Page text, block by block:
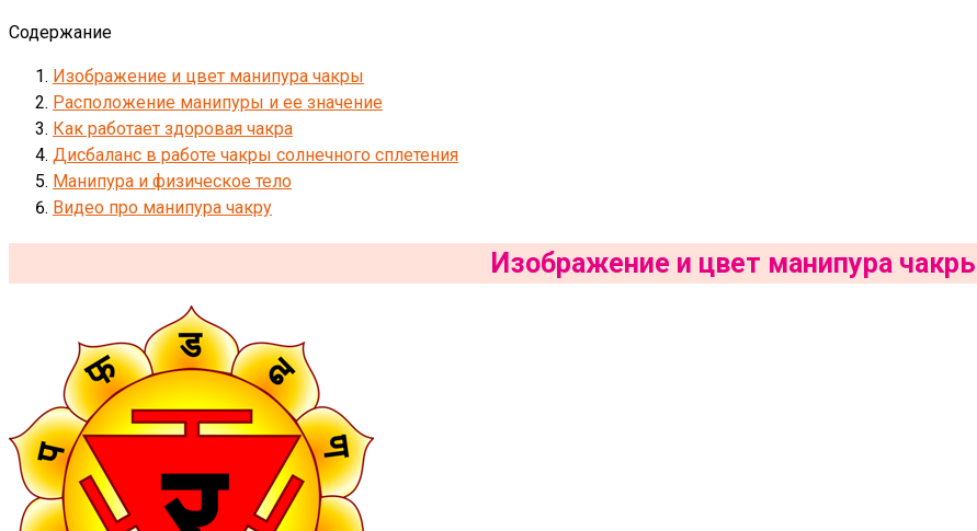
Содержание
Изображение и цвет манипура чакры
Расположение манипуры и ее значение
Как работает здоровая чакра
Дисбаланс в работе чакры солнечного сплетения
Манипура и физическое тело
Видео про манипура чакру
Изображение и цвет манипура